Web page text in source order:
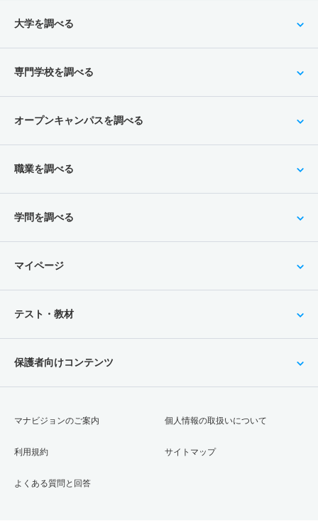
大学を調べる
専門学校を調べる
オープンキャンパスを調べる
職業を調べる
学問を調べる
マイページ
テスト・教材
保護者向けコンテンツ
マナビジョンのご案内
利用規約
よくある質問と回答
個人情報の取扱いについて
サイトマップ